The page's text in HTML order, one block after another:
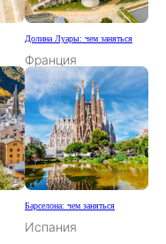
Долина Луары: чем заняться
Франция
Барселона: чем заняться
Испания